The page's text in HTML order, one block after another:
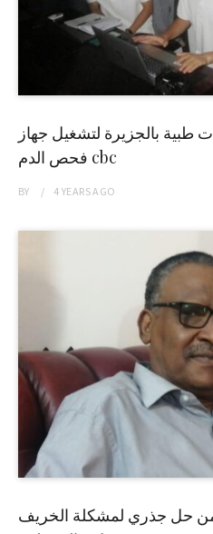
طبية بالجزيرة لتشغيل جهاز
فحص الدم cbc
BY 4 YEARSAGO
من حل جذري لمشكلة الخريف